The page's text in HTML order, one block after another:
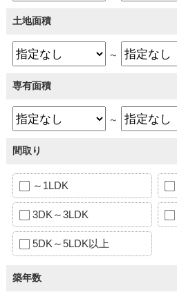
土地面積
～
専有面積
～
間取り
～1LDK
3DK～3LDK
5DK～5LDK以上
築年数